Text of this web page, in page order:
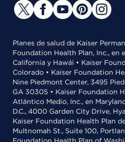
Planes de salud de Kaiser
Foundation Health Plan, Inc., en
California y Hawái • Kaiser
Colorado • Kaiser Foundation
Nine Piedmont Center, 3495
GA 30305 • Kaiser Foundation
Atlántico Medio, Inc., en
D.C., 4000 Garden City Drive,
Kaiser Foundation Health Plan
Multnomah St., Suite 100,